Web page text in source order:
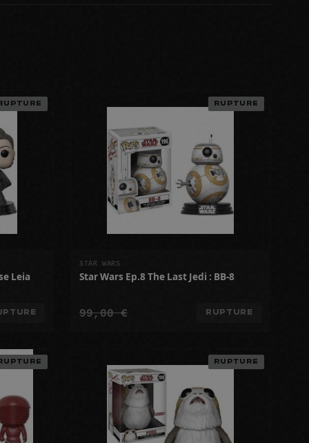
Leia
RUPTURE
STAR WARS
Star Wars Ep.8 The Last Jedi : BB-8
99,00 € RUPTURE
RUPTURE